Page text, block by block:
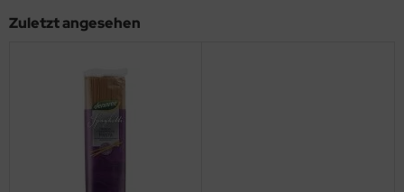
Zuletzt angesehen